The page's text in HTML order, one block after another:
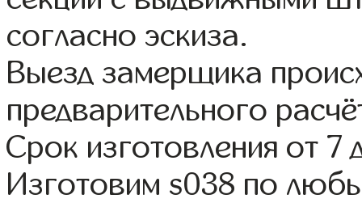
согласно эскиза.
Выезд замерщика
предварительного
Срок изготовления от 7
Изготовим s038 по